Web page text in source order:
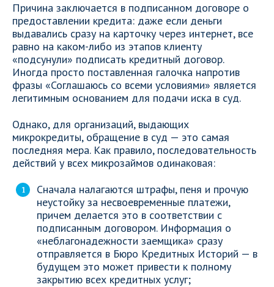
Причина заключается в подписанном договоре о
предоставлении кредита: даже если деньги
выдавались сразу на карточку через интернет, все
равно на каком-либо из этапов клиенту
«подсунули» подписать кредитный договор.
Иногда просто поставленная галочка напротив
фразы «Соглашаюсь со всеми условиями» является
легитимным основанием для подачи иска в суд.
Однако, для организаций, выдающих
микрокредиты, обращение в суд — это самая
последняя мера. Как правило, последовательность
действий у всех микрозаймов одинаковая:
Сначала налагаются штрафы, пеня и прочую
неустойку за несвоевременные платежи,
причем делается это в соответствии с
подписанным договором. Информация о
«неблагонадежности заемщика» сразу
отправляется в Бюро Кредитных Историй — в
будущем это может привести к полному
закрытию всех кредитных услуг;